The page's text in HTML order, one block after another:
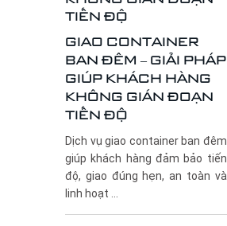
GIAO CONTAINER
BAN ĐÊM – GIẢI PHÁP
GIÚP KHÁCH HÀNG
KHÔNG GIÁN ĐOẠN
TIẾN ĐỘ
Dịch vụ giao container ban đêm
giúp khách hàng đảm bảo tiến
độ, giao đúng hẹn, an toàn và
linh hoạt ...